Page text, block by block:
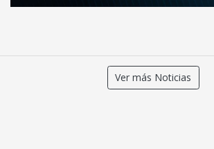
Ver más Noticias